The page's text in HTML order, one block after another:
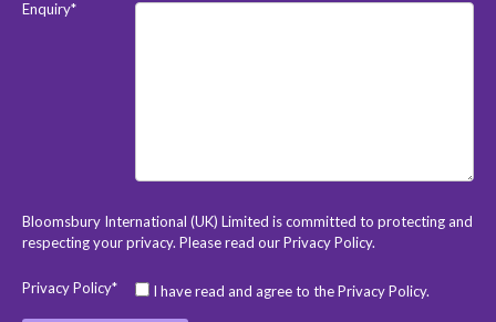
Enquiry*
Bloomsbury International (UK) Limited is committed to protecting and
respecting your privacy. Please read ourPrivacy Policy.
Privacy Policy* I have read and agree to the Privacy Policy.